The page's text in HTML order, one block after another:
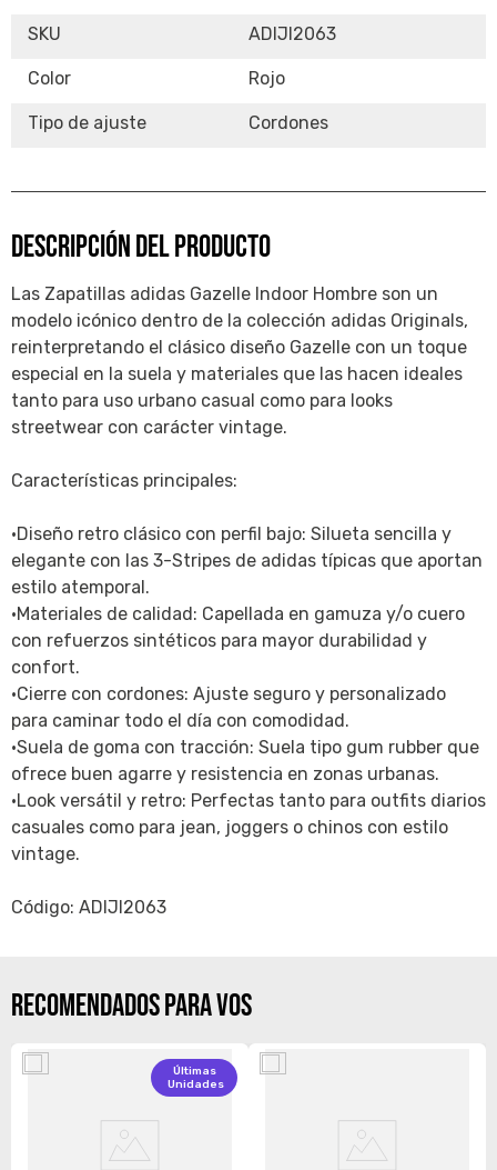
SKU ADIJI2063
Color Rojo
Tipo de ajuste Cordones
DESCRIPCIÓN DEL PRODUCTO
Las Zapatillas adidas Gazelle Indoor Hombre son un
modelo icónico dentro de la colección adidas Originals,
reinterpretando el clásico diseño Gazelle con un toque
especial en la suela y materiales que las hacen ideales
tanto para uso urbano casual como para looks
streetwear con carácter vintage.
Características principales:
•Diseño retro clásico con perfil bajo: Silueta sencilla y
elegante con las 3-Stripes de adidas típicas que aportan
estilo atemporal.
•Materiales de calidad: Capellada en gamuza y/o cuero
con refuerzos sintéticos para mayor durabilidad y
confort.
•Cierre con cordones: Ajuste seguro y personalizado
para caminar todo el día con comodidad.
•Suela de goma con tracción: Suela tipo gum rubber que
ofrece buen agarre y resistencia en zonas urbanas.
•Look versátil y retro: Perfectas tanto para outfits diarios
casuales como para jean, joggers o chinos con estilo
vintage.
Código: ADIJI2063
RECOMENDADOS PARA VOS
Últimas
Unidades